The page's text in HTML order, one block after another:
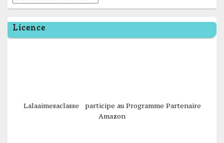
Licence
Lalaaimesaclasse participe au Programme Partenaire
Amazon